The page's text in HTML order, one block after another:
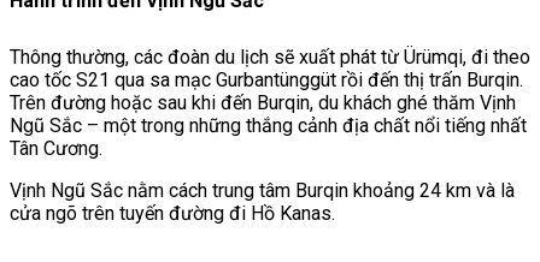
Thông thường, các đoàn du lịch sẽ xuất phát từ Ürümqi, đi theo
cao tốc S21 qua sa mạc Gurbantünggüt rồi đến thị trấn Burqin.
Trên đường hoặc sau khi đến Burqin, du khách ghé thăm Vịnh
Ngũ Sắc – một trong những thắng cảnh địa chất nổi tiếng nhất
Tân Cương.
Vịnh Ngũ Sắc nằm cách trung tâm Burqin khoảng 24 km và là
cửa ngõ trên tuyến đường đi Hồ Kanas.